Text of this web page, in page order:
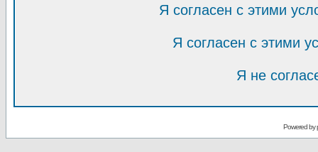
Я согласен с этими
Я согласен с этими
Я не
Powered by